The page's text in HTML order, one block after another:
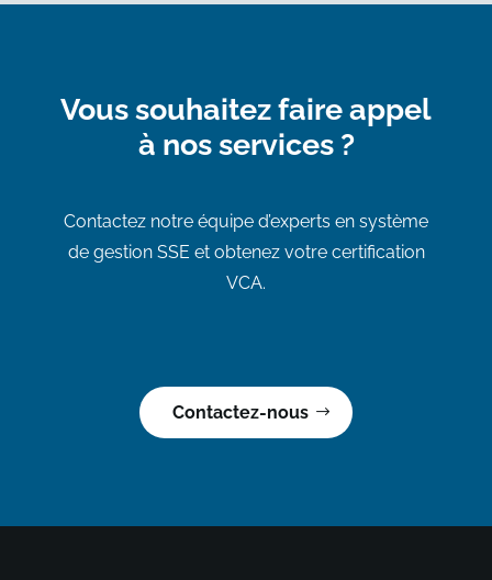
Vous souhaitez faire appel
à nos services ?
Contactez notre équipe d’experts en système
de gestion SSE et obtenez votre certification
VCA.
Contactez-nous